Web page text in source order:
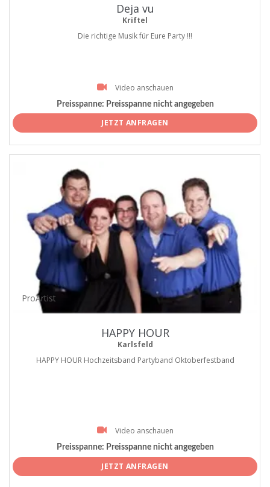
Deja vu
Kriftel
Die richtige Musik für Eure Party !!!
Video anschauen
Preisspanne: Preisspanne nicht angegeben
JETZT ANFRAGEN
ProArtist
HAPPY HOUR
Karlsfeld
HAPPY HOUR Hochzeitsband Partyband Oktoberfestband
Video anschauen
Preisspanne: Preisspanne nicht angegeben
JETZT ANFRAGEN